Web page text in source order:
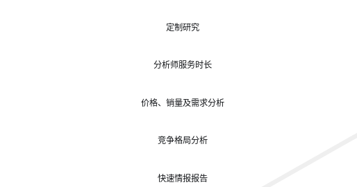
定制研究
分析师服务时长
价格、销量及需求分析
竞争格局分析
快速情报报告